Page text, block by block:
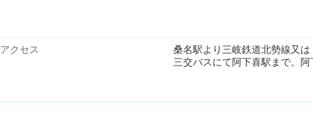
アクセス
桑名駅より三岐鉄道北勢線又は
三交バスにて阿下喜駅まで。